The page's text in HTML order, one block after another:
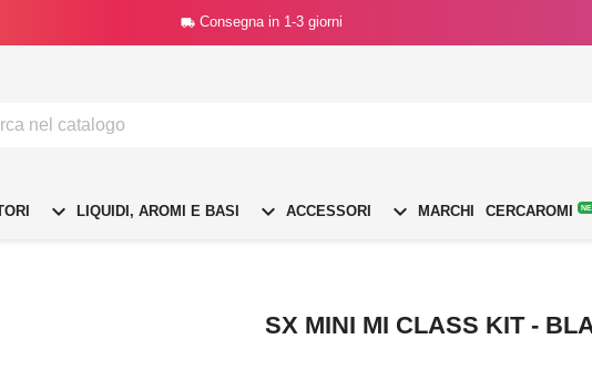
 Consegna in 1-3 giorni
 LIQUIDI, AROMI E BASI  ACCESSORI  MARCHI CERCAROMI
SX MINI MI CLASS KIT -